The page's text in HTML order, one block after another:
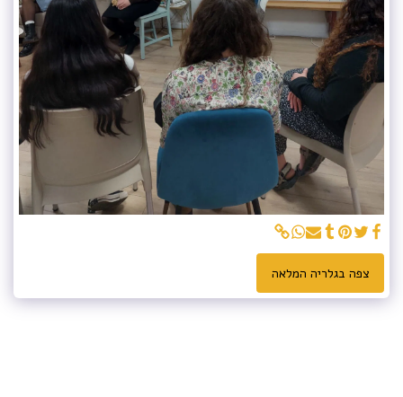
צפה בגלריה המלאה